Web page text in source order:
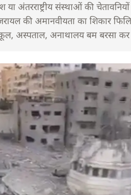
अंतरराष्ट्रीय संस्थाओं की
की अमानवीयता का शिकार
अस्पताल, अनाथालय बम बरसा